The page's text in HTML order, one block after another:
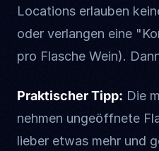
Locations erlauben
oder verlangen eine
pro Flasche Wein).
Praktischer Tipp: Die
nehmen ungeöffnete
lieber etwas mehr und